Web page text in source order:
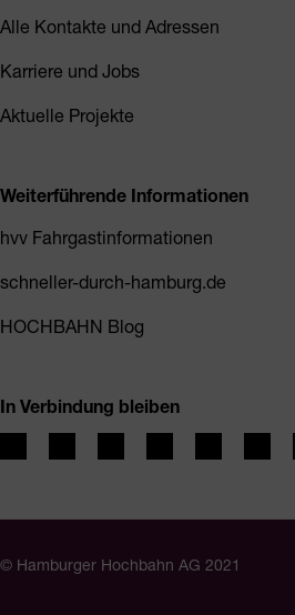
Alle Kontakte und Adressen
Karriere und Jobs
Aktuelle Projekte
Weiterführende Informationen
hvv Fahrgastinformationen
schneller-durch-hamburg.de
HOCHBAHN Blog
In Verbindung bleiben
© Hamburger Hochbahn AG 2021